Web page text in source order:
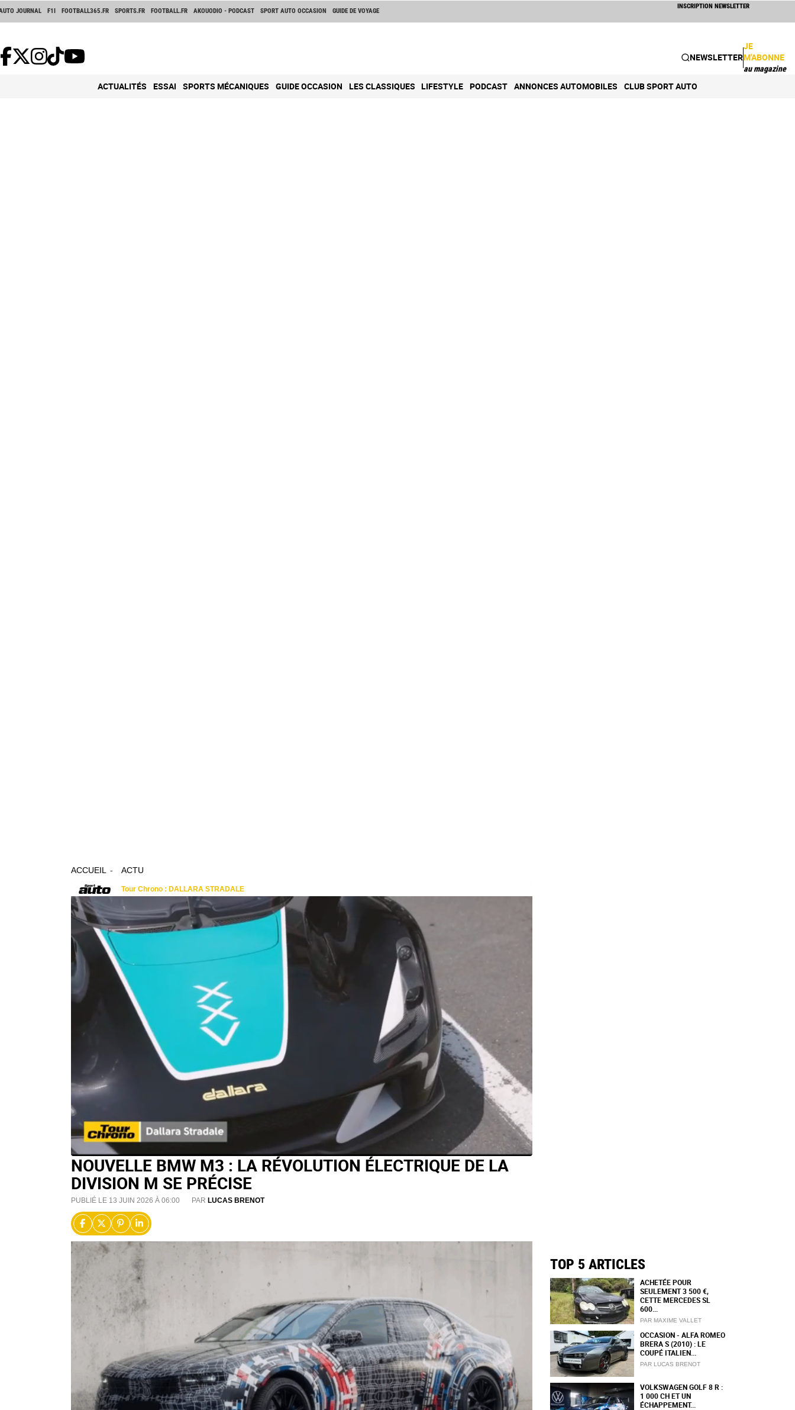
JOURNAL F1I FOOTBALL365.FR SPORTS.FR FOOTBALL.FR AKOUODIO - PODCAST SPORT AUTO OCCASION GUIDE DE VOYAGE
INSCRIPTION NEWSLETTER
NEWSLETTER
JE
M'ABONNE
au magazine
ACTUALITÉS ESSAI SPORTS MÉCANIQUES GUIDE OCCASION LES CLASSIQUES LIFESTYLE PODCAST ANNONCES AUTOMOBILES CLUB SPORT AUTO
ACCUEIL ACTU
NOUVELLE BMW M3 : LA RÉVOLUTION ÉLECTRIQUE DE LA
DIVISION M SE PRÉCISE
PUBLIÉ LE 13 JUIN 2026 À 06:00 PAR LUCAS BRENOT
TOP 5 ARTICLES
ACHETÉE POUR
SEULEMENT 3 500 €,
CETTE MERCEDES SL
600...
PAR MAXIME VALLET
OCCASION - ALFA ROMEO
BRERA S (2010) : LE
COUPÉ ITALIEN...
PAR LUCAS BRENOT
VOLKSWAGEN GOLF 8 R :
1 000 CH ET UN
ÉCHAPPEMENT...